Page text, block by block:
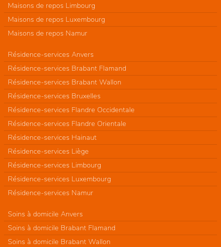
Maisons de repos Limbourg
Maisons de repos Luxembourg
Maisons de repos Namur
Résidence-services Anvers
Résidence-services Brabant Flamand
Résidence-services Brabant Wallon
Résidence-services Bruxelles
Résidence-services Flandre Occidentale
Résidence-services Flandre Orientale
Résidence-services Hainaut
Résidence-services Liège
Résidence-services Limbourg
Résidence-services Luxembourg
Résidence-services Namur
Soins à domicile Anvers
Soins à domicile Brabant Flamand
Soins à domicile Brabant Wallon